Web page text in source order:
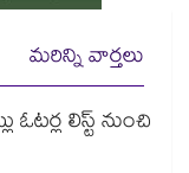
మరిన్ని వార్తలు
లిస్ట్ నుంచి